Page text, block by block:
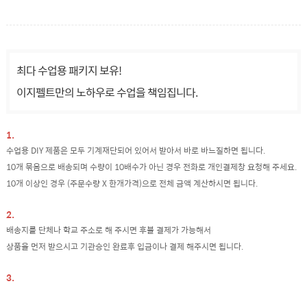
최다 수업용 패키지 보유!
이지펠트만의 노하우로 수업을 책임집니다.
1.
수업용 DIY 제품은 모두 기계재단되어 있어서 받아서 바로 바느질하면 됩니다.
10개 묶음으로 배송되며 수량이 10배수가 아닌 경우 전화로 개인결제창 요청해 주세요.
10개 이상인 경우 (주문수량 X 한개가격)으로 전체 금액 계산하시면 됩니다.
2.
배송지를 단체나 학교 주소로 해 주시면 후불 결제가 가능해서
상품을 먼저 받으시고 기관승인 완료후 입금이나 결제 해주시면 됩니다.
3.